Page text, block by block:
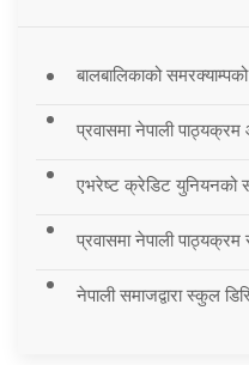
बालबालिकाको समरक्याम्पको
प्रवासमा नेपाली पाठ्यक्रम
एभरेष्ट क्रेडिट युनियनको
प्रवासमा नेपाली पाठ्यक्रम
नेपाली समाजद्वारा स्कुल